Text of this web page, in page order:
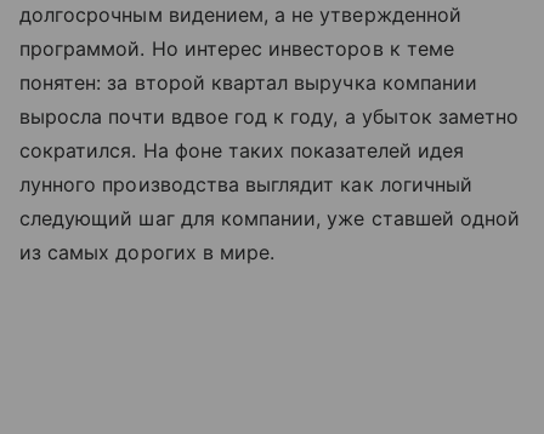
долгосрочным видением, а не утвержденной
программой. Но интерес инвесторов к теме
понятен: за второй квартал выручка компании
выросла почти вдвое год к году, а убыток заметно
сократился. На фоне таких показателей идея
лунного производства выглядит как логичный
следующий шаг для компании, уже ставшей одной
из самых дорогих в мире.